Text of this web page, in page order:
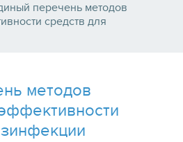
перечень методов
средств для
методов